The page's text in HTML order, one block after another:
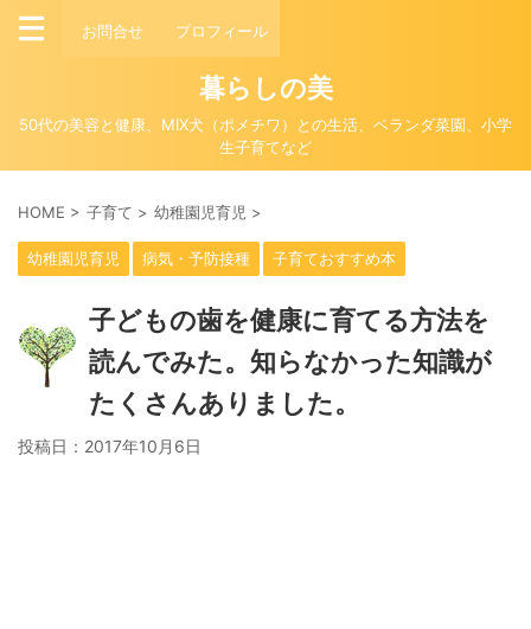
お問合せ プロフィール
暮らしの美
50代の美容と健康、MIX犬（ポメチワ）との生活、ベランダ菜園、小学
生子育てなど
HOME > 子育て > 幼稚園児育児 >
幼稚園児育児 病気・予防接種 子育ておすすめ本
子どもの歯を健康に育てる方法を
読んでみた。知らなかった知識が
たくさんありました。
投稿日： 2017年10月6日